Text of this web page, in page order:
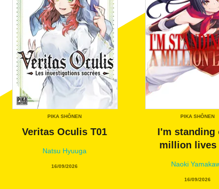
PIKA SHÔNEN
Veritas Oculis T01
Natsu Hyuuga
16/09/2026
PIKA SHÔNEN
I'm standing
million lives
Naoki
16/09/2026